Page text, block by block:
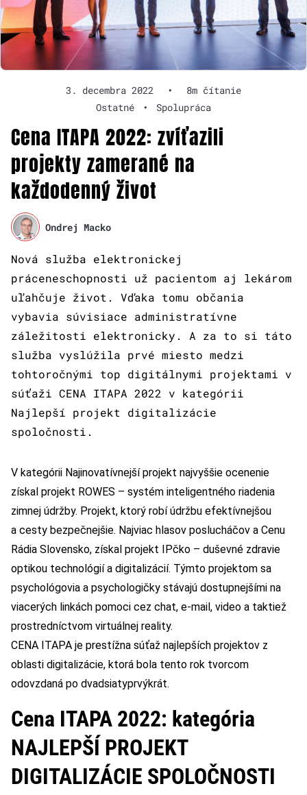
3. decembra 2022 •
8m čítanie
Ostatné
• Spolupráca
Cena ITAPA 2022: zvíťazili
projekty zamerané na
každodenný život
Ondrej Macko
Nová služba elektronickej
práceneschopnosti už pacientom aj lekárom
uľahčuje život. Vďaka tomu občania
vybavia súvisiace administratívne
záležitosti elektronicky. A za to si táto
služba vyslúžila prvé miesto medzi
tohtoročnými top digitálnymi projektami v
súťaži CENA ITAPA 2022 v kategórii
Najlepší projekt digitalizácie
spoločnosti.
V kategórii Najinovatívnejší projekt najvyššie ocenenie
získal projekt ROWES – systém inteligentného riadenia
zimnej údržby. Projekt, ktorý robí údržbu efektívnejšou
a cesty bezpečnejšie. Najviac hlasov poslucháčov a Cenu
Rádia Slovensko, získal projekt IPčko – duševné zdravie
optikou technológií a digitalizácií. Týmto projektom sa
psychológovia a psychologičky stávajú dostupnejšími na
viacerých linkách pomoci cez chat, e-mail, video a taktiež
prostredníctvom virtuálnej reality.
CENA ITAPA je prestížna súťaž najlepších projektov z
oblasti digitalizácie, ktorá bola tento rok tvorcom
odovzdaná po dvadsiatyprvýkrát.
Cena ITAPA 2022: kategória
NAJLEPŠÍ PROJEKT
DIGITALIZÁCIE SPOLOČNOSTI